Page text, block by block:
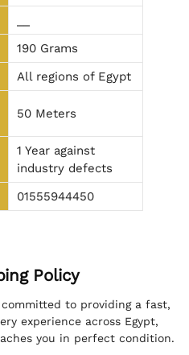
190 Grams
All regions of Egypt
50 Meters
1 Year against
industry defects
01555944450
Policy
to providing a fast,
experience across Egypt,
you in perfect condition.